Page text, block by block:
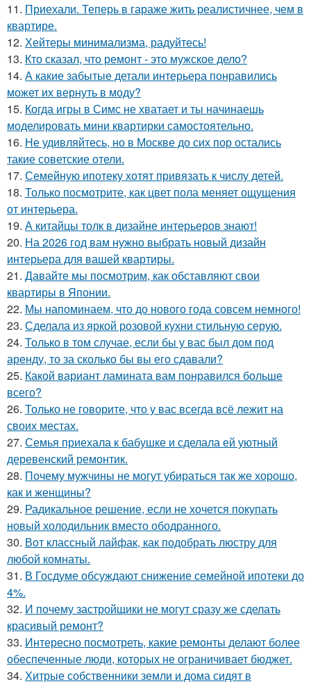
11. Приехали. Теперь в гараже жить реалистичнее, чем в
квартире.
12. Хейтеры минимализма, радуйтесь!
13. Кто сказал, что ремонт - это мужское дело?
14. А какие забытые детали интерьера понравились
может их вернуть в моду?
15. Когда игры в Симс не хватает и ты начинаешь
моделировать мини квартирки самостоятельно.
16. Не удивляйтесь, но в Москве до сих пор остались
такие советские отели.
17. Семейную ипотеку хотят привязать к числу детей.
18. Только посмотрите, как цвет пола меняет ощущения
от интерьера.
19. А китайцы толк в дизайне интерьеров знают!
20. На 2026 год вам нужно выбрать новый дизайн
интерьера для вашей квартиры.
21. Давайте мы посмотрим, как обставляют свои
квартиры в Японии.
22. Мы напоминаем, что до нового года совсем немного!
23. Сделала из яркой розовой кухни стильную серую.
24. Только в том случае, если бы у вас был дом под
аренду, то за сколько бы вы его сдавали?
25. Какой вариант ламината вам понравился больше
всего?
26. Только не говорите, что у вас всегда всё лежит на
своих местах.
27. Семья приехала к бабушке и сделала ей уютный
деревенский ремонтик.
28. Почему мужчины не могут убираться так же хорошо,
как и женщины?
29. Радикальное решение, если не хочется покупать
новый холодильник вместо ободранного.
30. Вот классный лайфак, как подобрать люстру для
любой комнаты.
31. В Госдуме обсуждают снижение семейной ипотеки до
4%.
32. И почему застройщики не могут сразу же сделать
красивый ремонт?
33. Интересно посмотреть, какие ремонты делают более
обеспеченные люди, которых не ограничивает бюджет.
34. Хитрые собственники земли и дома сидят в